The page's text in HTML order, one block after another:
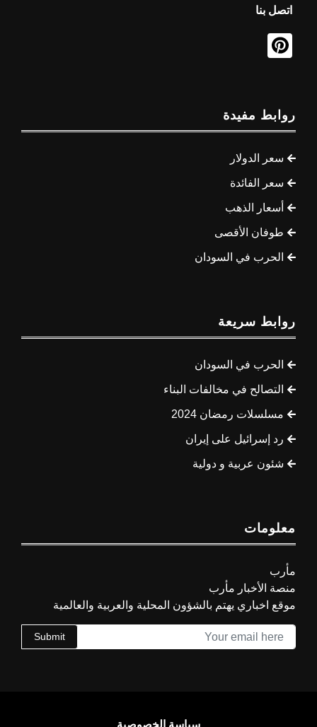
اتصل بنا
روابط مفيدة
سعر الدولار
سعر الفائدة
أسعار الذهب
طوفان الأقصى
الحرب في السودان
روابط سريعة
الحرب في السودان
التصالح في مخالفات البناء
مسلسلات رمضان 2024
رد إسرائيل على إيران
شئون عربية و دولية
معلومات
مأرب
منصة الأخبار مأرب
موقع اخباري يهتم بالشؤون المحلية والعربية والعالمية
Submit